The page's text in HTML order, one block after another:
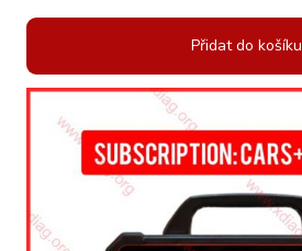
Přidat do košíku